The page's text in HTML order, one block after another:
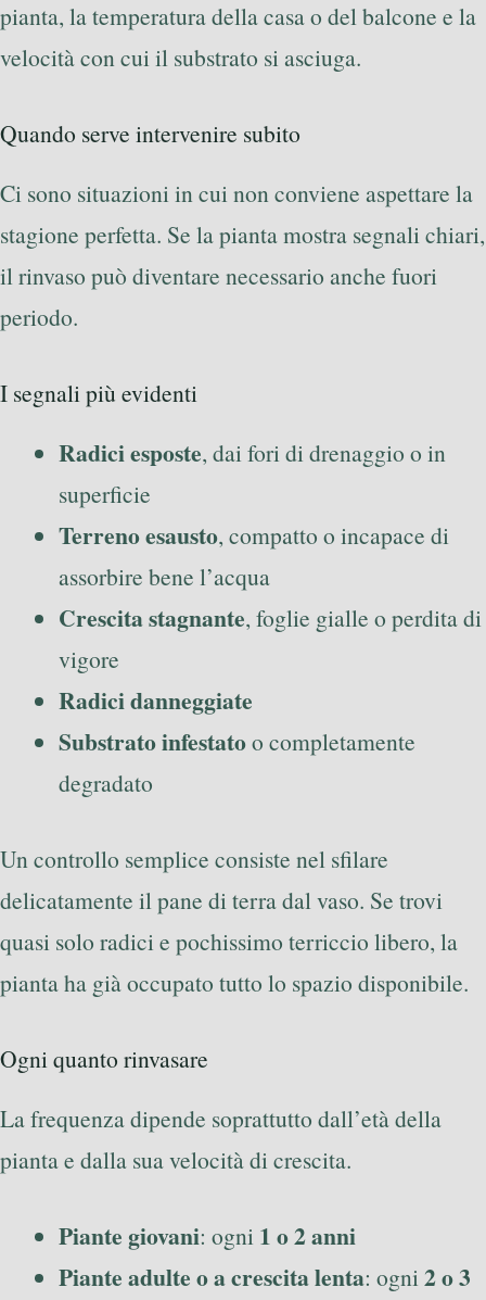
pianta, la temperatura della casa o del balcone e la
velocità con cui il substrato si asciuga.
Quando serve intervenire subito
Ci sono situazioni in cui non conviene aspettare la
stagione perfetta. Se la pianta mostra segnali chiari,
il rinvaso può diventare necessario anche fuori
periodo.
I segnali più evidenti
Radici esposte, dai fori di drenaggio o in
superficie
Terreno esausto, compatto o incapace di
assorbire bene l’acqua
Crescita stagnante, foglie gialle o perdita di
vigore
Radici danneggiate
Substrato infestatoo completamente
degradato
Un controllo semplice consiste nel sfilare
delicatamente il pane di terra dal vaso. Se trovi
quasi solo radici e pochissimo terriccio libero, la
pianta ha già occupato tutto lo spazio disponibile.
Ogni quanto rinvasare
La frequenza dipende soprattutto dall’età della
pianta e dalla sua velocità di crescita.
Piante giovani: ogni 1 o 2 anni
Piante adulte o a crescita lenta: ogni2 o 3